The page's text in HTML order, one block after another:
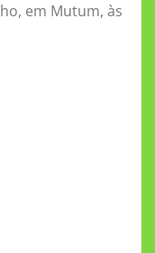
em Mutum, às